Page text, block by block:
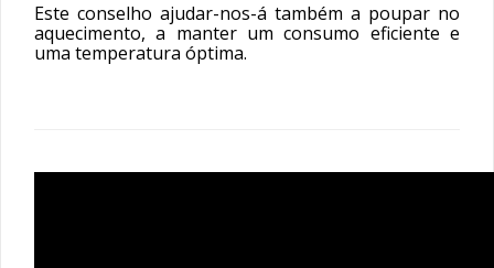
Este conselho ajudar-nos-á também a poupar no
aquecimento, a manter um consumo eficiente e
uma temperatura óptima.